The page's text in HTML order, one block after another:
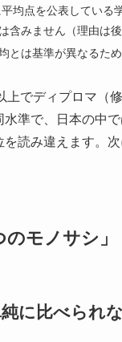
均点を公表している
含みません（理由は
とは基準が異なるた
上でディプロマ（
水準で、日本の中
読み違えます。
のモノサシ
に比べられ